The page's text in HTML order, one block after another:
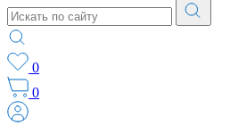
0
0